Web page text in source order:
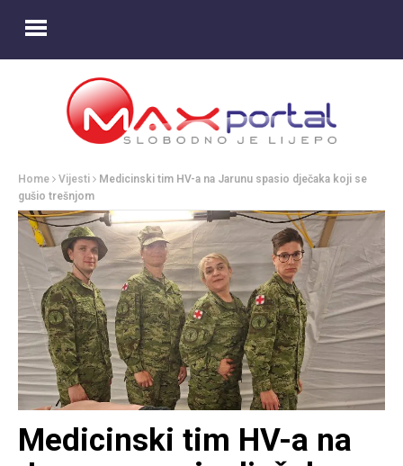
Home Vijesti
Medicinski tim HV-a na Jarunu spasio dječaka koji se
gušio trešnjom
Medicinski tim HV-a na